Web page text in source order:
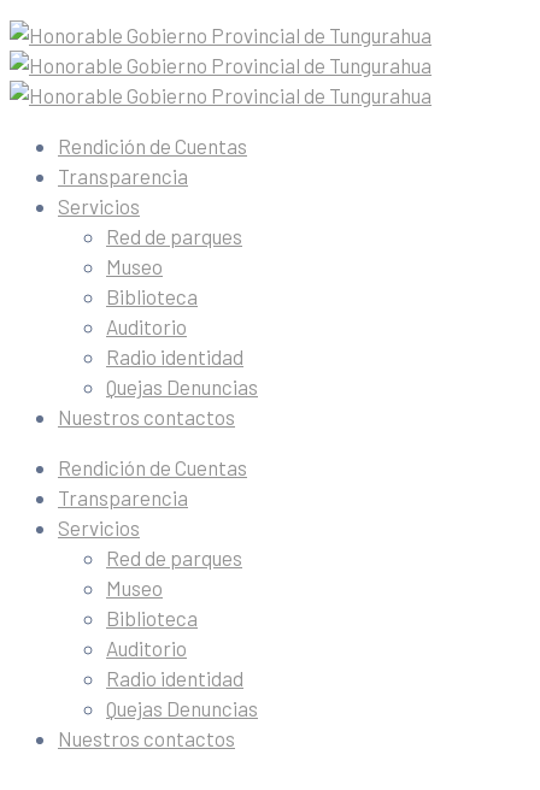
Rendición de Cuentas
Transparencia
Servicios
Red de parques
Museo
Biblioteca
Auditorio
Radio identidad
Quejas Denuncias
Nuestros contactos
Rendición de Cuentas
Transparencia
Servicios
Red de parques
Museo
Biblioteca
Auditorio
Radio identidad
Quejas Denuncias
Nuestros contactos